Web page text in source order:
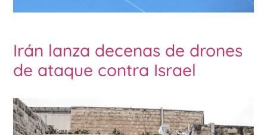
Irán lanza decenas de drones
de ataque contra Israel